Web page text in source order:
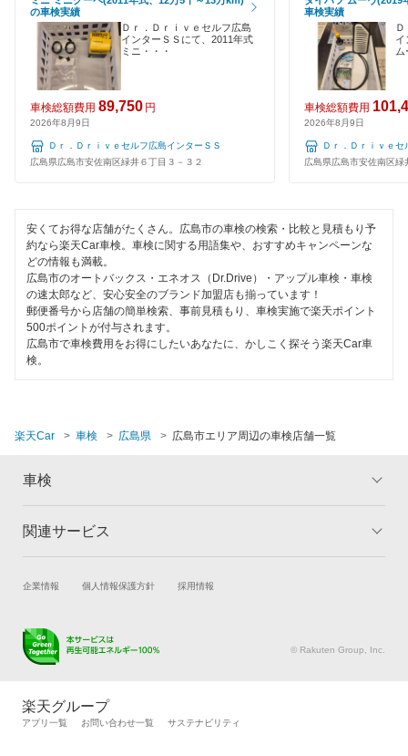
夜間受付
整備保証
1級整備士在籍
コンピューター診断
閉じる
の車検実績
Ｄｒ．Ｄｒｉｖｅセルフ広島
インターＳＳにて、2011年式
ミニ・・・
車検総額費用 89,750 円
2026年8月9日
Ｄｒ．Ｄｒｉｖｅセルフ広島インターＳＳ
広島県広島市安佐南区緑井６丁目３－３２
車検実績
イ
車検総額費用
2026年8月9日
Ｄｒ．Ｄｒｉｖｅ
広島県広島市安佐南区緑
安くてお得な店舗がたくさん。広島市の車検の検索・比較と見積もり予
約なら楽天Car車検。車検に関する用語集や、おすすめキャンペーンな
どの情報も満載。
広島市のオートバックス・エネオス（Dr.Drive）・アップル車検・車検
の速太郎など、安心安全のブランド加盟店も揃っています！
郵便番号から店舗の簡単検索、事前見積もり、車検実施で楽天ポイント
500ポイントが付与されます。
広島市で車検費用をお得にしたいあなたに、かしこく探そう楽天Car車
検。
楽天Car 車検 広島県 広島市エリア周辺の車検店舗一覧
車検
トップ
車検の基礎知識 キャンペーン一覧
関連サービス
試乗・商談 新車購入
キズ修理予約
メンテナンス管理
タイヤ交換サービス
自動車カタログ 自動車保険
企業情報 個人情報保護方針 採用情報
© Rakuten Group, Inc.
楽天グループ
アプリ一覧 お問い合わせ一覧 サステナビリティ